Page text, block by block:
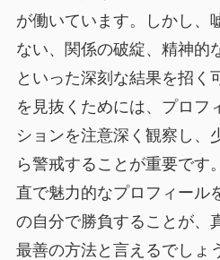
が働いています。しかし、
ない、関係の破綻、精神的
といった深刻な結果を招く
を見抜くためには、プロフ
ションを注意深く観察し、
ら警戒することが重要です
直で魅力的なプロフィール
の自分で勝負することが、
最善の方法と言えるでしょ